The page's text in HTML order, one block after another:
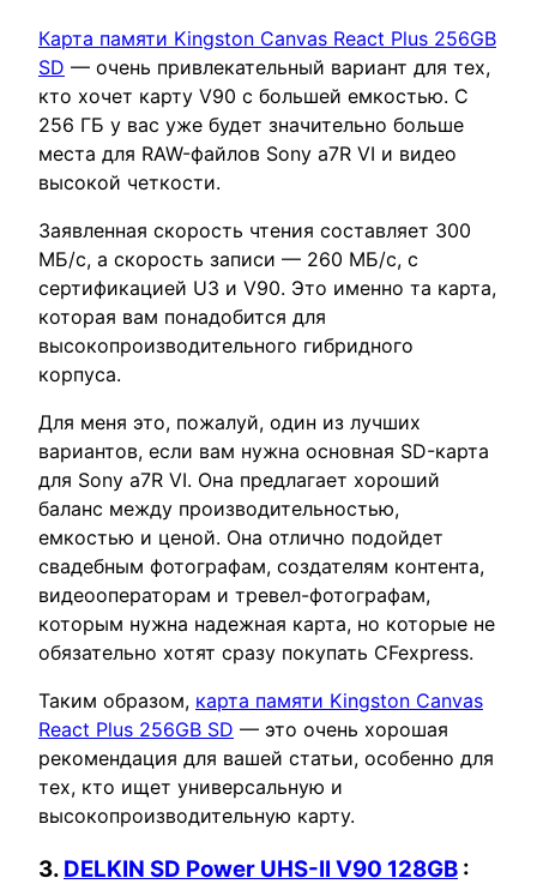
Карта памяти Kingston Canvas React Plus 256GB
SD — очень привлекательный вариант для тех,
кто хочет карту V90 с большей емкостью. С
256 ГБ у вас уже будет значительно больше
места для RAW-файлов Sony a7R VI и видео
высокой четкости.
Заявленная скорость чтения составляет 300
МБ/с, а скорость записи — 260 МБ/с, с
сертификацией U3 и V90. Это именно та карта,
которая вам понадобится для
высокопроизводительного гибридного
корпуса.
Для меня это, пожалуй, один из лучших
вариантов, если вам нужна основная SD-карта
для Sony a7R VI. Она предлагает хороший
баланс между производительностью,
емкостью и ценой. Она отлично подойдет
свадебным фотографам, создателям контента,
видеооператорам и тревел-фотографам,
которым нужна надежная карта, но которые не
обязательно хотят сразу покупать CFexpress.
Таким образом, карта памяти Kingston Canvas
React Plus 256GB SD — это очень хорошая
рекомендация для вашей статьи, особенно для
тех, кто ищет универсальную и
высокопроизводительную карту.
3. DELKIN SD Power UHS-II V90 128GB :